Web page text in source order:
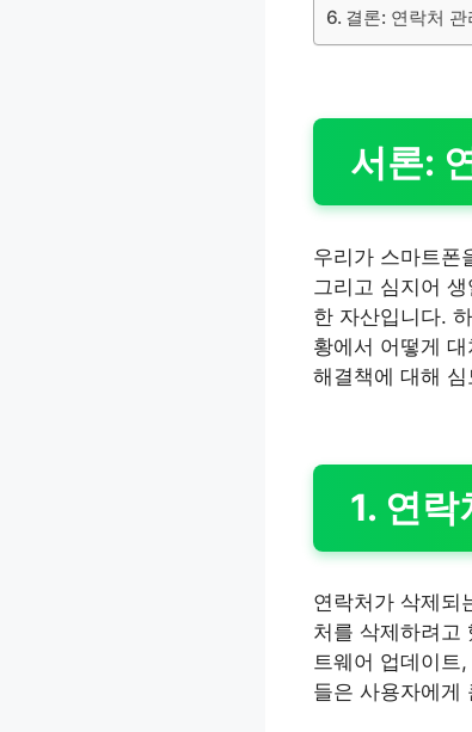
결론: 연락처
서론:
우리가 스마트폰
그리고 심지어
한 자산입니다.
황에서 어떻게
해결책에 대해
1. 연
연락처가 삭제되
처를 삭제하려고
트웨어 업데이트
들은 사용자에게